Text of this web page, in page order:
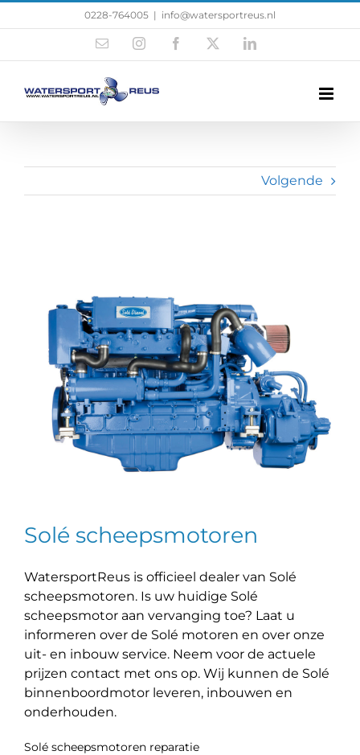
0228-764005 | info@watersportreus.nl
Volgende
Solé scheepsmotoren
WatersportReus is officieel dealer van Solé
scheepsmotoren. Is uw huidige Solé
scheepsmotor aan vervanging toe? Laat u
informeren over de Solé motoren en over onze
uit- en inbouw service. Neem voor de actuele
prijzen contact met ons op. Wij kunnen de Solé
binnenboordmotor leveren, inbouwen en
onderhouden.
Solé scheepsmotoren reparatie